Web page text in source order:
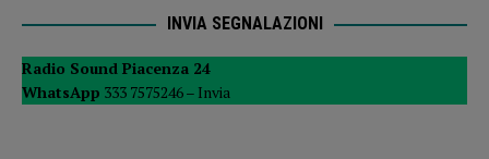
INVIA SEGNALAZIONI
Radio Sound Piacenza 24
WhatsApp 333 7575246 – Invia